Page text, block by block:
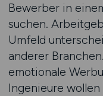
Bewerber in
suchen.
Umfeld
anderer
emotionale
Ingenieure